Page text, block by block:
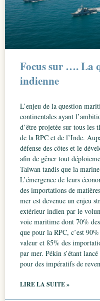
Focus sur …. La
indienne
L’enjeu de la question
continentales ayant
d’être projetée sur tous les
de la RPC et de l’Inde.
défense des côtes et le
afin de gêner tout
Taiwan tandis que la
L’émergence de leurs
des importations de
mer est devenue un enjeu
extérieur indien par le
voie maritime dont 70%
que pour la RPC, c’est
valeur et 85% des
par mer. Pékin s’étant
pour des impératifs de
LIRE LA SUITE »